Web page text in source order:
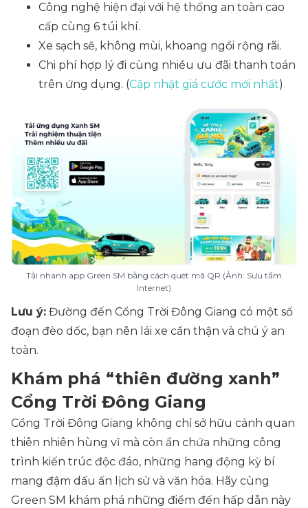
Công nghệ hiện đại với hệ thống an toàn cao
cấp cùng 6 túi khí.
Xe sạch sẽ, không mùi, khoang ngồi rộng rãi.
Chi phí hợp lý đi cùng nhiều ưu đãi thanh toán
trên ứng dụng. (Cập nhật giá cước mới nhất)
Tải nhanh app Green SM bằng cách quét mã QR (Ảnh: Sưu tầm
Internet)
Lưu ý: Đường đến Cổng Trời Đông Giang có một số
đoạn đèo dốc, bạn nên lái xe cẩn thận và chú ý an
toàn.
Khám phá “thiên đường xanh”
Cổng Trời Đông Giang
Cổng Trời Đông Giang không chỉ sở hữu cảnh quan
thiên nhiên hùng vĩ mà còn ẩn chứa những công
trình kiến trúc độc đáo, những hang động kỳ bí
mang đậm dấu ấn lịch sử và văn hóa. Hãy cùng
Green SM khám phá những điểm đến hấp dẫn này